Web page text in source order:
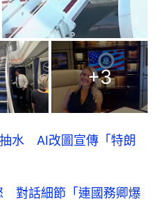
+3
水 AI改圖宣傳「特朗
對話細節「連國務卿爆